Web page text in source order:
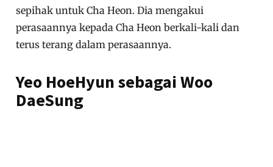
sepihak untuk Cha Heon. Dia mengakui
perasaannya kepada Cha Heon berkali-kali dan
terus terang dalam perasaannya.
Yeo HoeHyun sebagai Woo
DaeSung